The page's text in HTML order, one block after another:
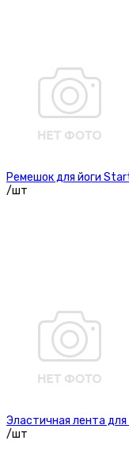
Ремешок для йоги
/шт
Эластичная лента
/шт